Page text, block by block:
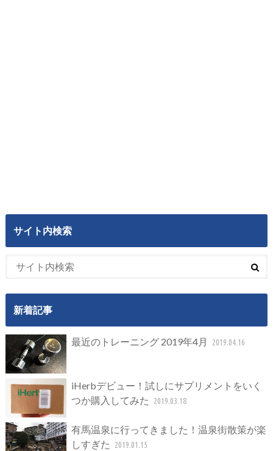
サイト内検索
新着記事
最近のトレーニング 2019年4月 2019.04.16
iHerbデビュー！試しにサプリメントをいく
つか購入してみた
2019.03.18
有馬温泉に行ってきました！温泉街散策が楽
しすぎた
2019.01.15